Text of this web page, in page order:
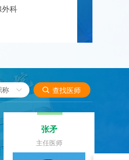
外科
 查找医师
李梅
主任医师